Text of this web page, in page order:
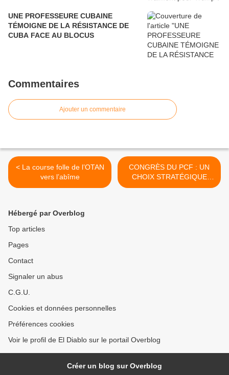
UNE PROFESSEURE CUBAINE
TÉMOIGNE DE LA RÉSISTANCE DE
CUBA FACE AU BLOCUS
Commentaires
Ajouter un commentaire
< La course folle de l’OTAN
vers l’abîme
CONGRÈS DU PCF : UN
CHOIX STRATÉGIQUE
POUR LES
Hébergé par Overblog
Top articles
Pages
Contact
Signaler un abus
C.G.U.
Cookies et données personnelles
Préférences cookies
Voir le profil de El Diablo sur le portail Overblog
Créer un blog sur Overblog